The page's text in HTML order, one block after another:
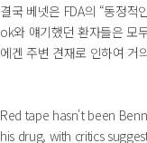
결국 베넷은 FDA의 “동정
ok와 얘기했던 환자들은 모
에겐 주변 견재로 인하여 거
Red tape hasn't been
his drug, with critics